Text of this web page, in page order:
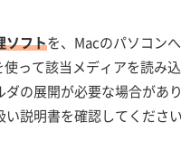
ソフトを、Macのパソコン
って該当メディアを読み
の展開が必要な場合があ
説明書を確認してくださ